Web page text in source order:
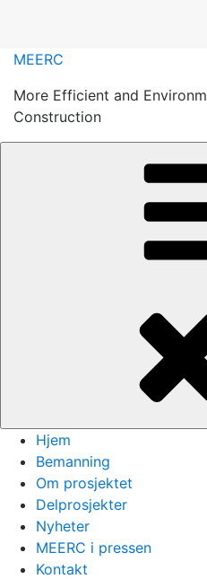
Gå
innhold
MEERC
More Efficient and
Construction
Hjem
Bemanning
Om prosjektet
Delprosjekter
Nyheter
MEERC i pressen
Kontakt